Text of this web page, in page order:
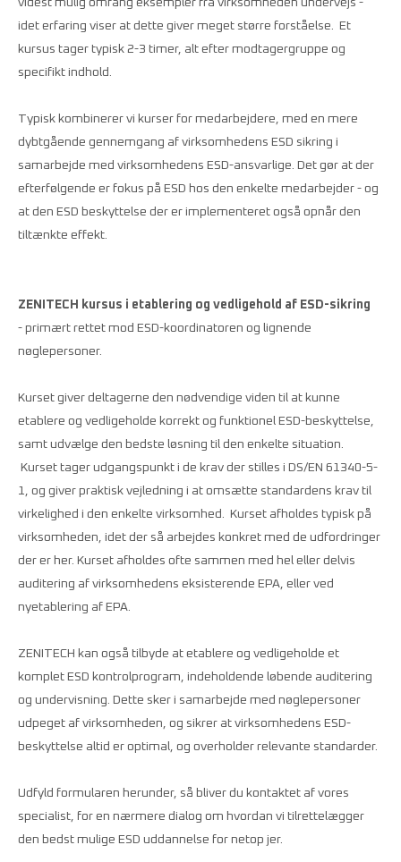
idet erfaring viser at dette giver meget større forståelse. Et
kursus tager typisk 2-3 timer, alt efter modtagergruppe og
specifikt indhold.
Typisk kombinerer vi kurser for medarbejdere, med en mere
dybtgående gennemgang af virksomhedens ESD sikring i
samarbejde med virksomhedens ESD-ansvarlige. Det gør at der
efterfølgende er fokus på ESD hos den enkelte medarbejder - og
at den ESD beskyttelse der er implementeret også opnår den
tiltænkte effekt.
ZENITECH kursus i etablering og vedligehold af ESD-sikring
- primært rettet mod ESD-koordinatoren og lignende
nøglepersoner.
Kurset giver deltagerne den nødvendige viden til at kunne
etablere og vedligeholde korrekt og funktionel ESD-beskyttelse,
samt udvælge den bedste løsning til den enkelte situation.
Kurset tager udgangspunkt i de krav der stilles i DS/EN 61340-5-
1, og giver praktisk vejledning i at omsætte standardens krav til
virkelighed i den enkelte virksomhed. Kurset afholdes typisk på
virksomheden, idet der så arbejdes konkret med de udfordringer
der er her. Kurset afholdes ofte sammen med hel eller delvis
auditering af virksomhedens eksisterende EPA, eller ved
nyetablering af EPA.
ZENITECH kan også tilbyde at etablere og vedligeholde et
komplet ESD kontrolprogram, indeholdende løbende auditering
og undervisning. Dette sker i samarbejde med nøglepersoner
udpeget af virksomheden, og sikrer at virksomhedens ESD-
beskyttelse altid er optimal, og overholder relevante standarder.
Udfyld formularen herunder, så bliver du kontaktet af vores
specialist, for en nærmere dialog om hvordan vi tilrettelægger
den bedst mulige ESD uddannelse for netop jer.